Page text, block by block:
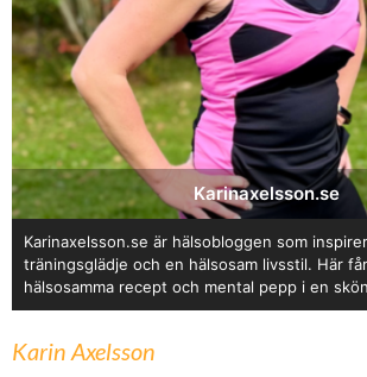
Karinaxelsson.se
Karinaxelsson.se är hälsobloggen som
träningsglädje och en hälsosam livsstil. Här
hälsosamma recept och mental pepp i en
Karin Axelsson